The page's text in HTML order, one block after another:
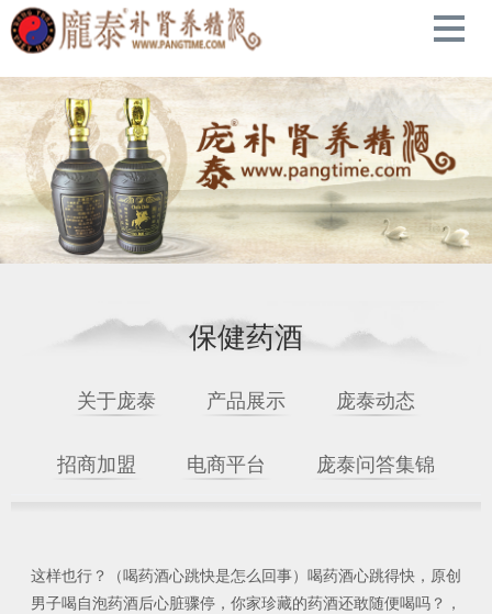
导
航
药酒
关于庞泰
庞泰酒展
庞泰动态
保健药酒
补肾药酒
联系我们
保健药酒
关于庞泰 产品展示 庞泰动态
招商加盟 电商平台 庞泰问答集锦
这样也行？（喝药酒心跳快是怎么回事）喝药酒心跳得快，原创
男子喝自泡药酒后心脏骤停，你家珍藏的药酒还敢随便喝吗？，